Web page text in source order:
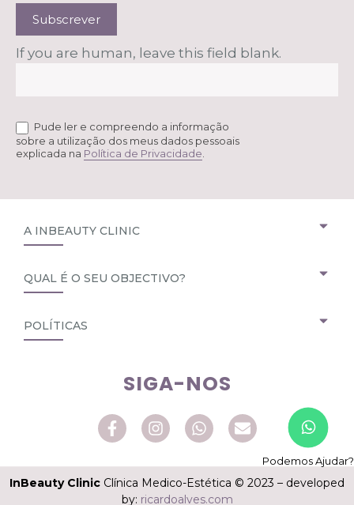
Pude ler e compreendo a informação
sobre a utilização dos meus dados pessoais
explicada na Política de Privacidade
Subscrever
If you are human, leave this field blank.
A INBEAUTY CLINIC
QUAL É O SEU OBJECTIVO?
POLÍTICAS
SIGA-NOS
InBeauty Clinic Clínica Medico-Estética © 2023 – developed
by: ricardoalves.com
Podemos Ajudar?